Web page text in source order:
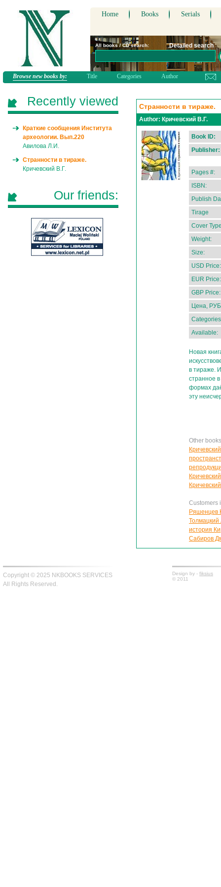
Home Books Serials
All books / CD search: Detailed search
Browse new books by: Title Categories Author
Странности в тираже.
Author: Кричевский В.Г.
Book ID:
Publisher:
Pages #:
ISBN:
Publish
Tirage
Cover
Weight:
Size:
USD Price:
EUR Price:
GBP Price:
Цена,
Available:
Новая
в тираже.
странное
формах
эту
Other
Customers
Ряшенцев
Толмацкий
история
Сабиров
Recently viewed
Краткие сообщения Института
археологии. Вып.220
Авилова Л.И.
Странности в тираже.
Кричевский В.Г.
Our friends:
Copyright © 2025 NKBOOKS SERVICES
All Rights Reserved.
Design by - fiksius
© 2011